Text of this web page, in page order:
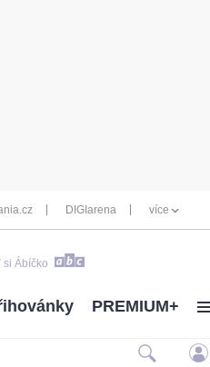
DIGIarena více
si Ábíčko
PREMIUM+